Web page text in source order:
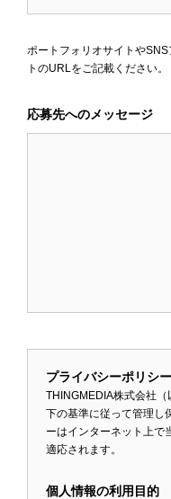
ポートフォリオサイトや
トのURLをご記載ください。
応募先へのメッセージ
プライバシーポリシー
THINGMEDIA株式会社
下の基準に従って管理し
ーはインターネット上で
適応されます。
個人情報の利用目的